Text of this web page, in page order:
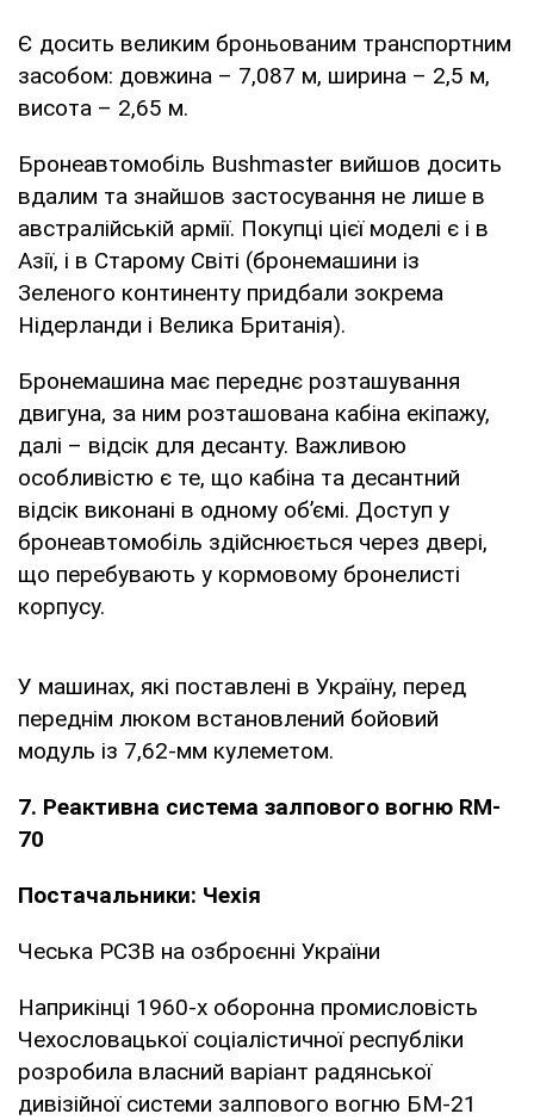
Є досить великим броньованим транспортним
засобом: довжина – 7,087 м, ширина – 2,5 м,
висота – 2,65 м.
Бронеавтомобіль Bushmaster вийшов досить
вдалим та знайшов застосування не лише в
австралійській армії. Покупці цієї моделі є і в
Азії, і в Старому Світі (бронемашини із
Зеленого континенту придбали зокрема
Нідерланди і Велика Британія).
Бронемашина має переднє розташування
двигуна, за ним розташована кабіна екіпажу,
далі – відсік для десанту. Важливою
особливістю є те, що кабіна та десантний
відсік виконані в одному об’ємі. Доступ у
бронеавтомобіль здійснюється через двері,
що перебувають у кормовому бронелисті
корпусу.
У машинах, які поставлені в Україну, перед
переднім люком встановлений бойовий
модуль із 7,62-мм кулеметом.
7. Реактивна система залпового вогню RM-
70
Постачальники: Чехія
Чеська РСЗВ на озброєнні України
Наприкінці 1960-х оборонна промисловість
Чехословацької соціалістичної республіки
розробила власний варіант радянської
дивізійної системи залпового вогню БМ-21